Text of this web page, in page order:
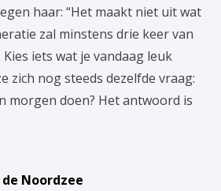
haar: “Het maakt niet uit wat
zal minstens drie keer van
iets wat je vandaag leuk
zich nog steeds dezelfde vraag:
morgen doen? Het antwoord is
Noordzee